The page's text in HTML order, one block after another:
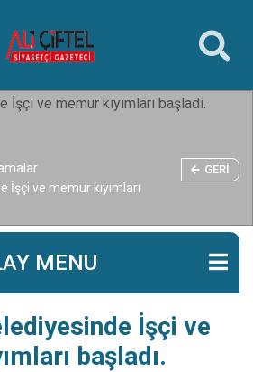
İşçi ve memur kıyımları
GERI
MENU
İşçi ve
başladı.